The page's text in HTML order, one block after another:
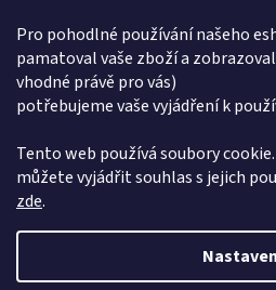
Pro pohodlné používání našeho
pamatoval vaše zboží a
vhodné právě pro vás)
potřebujeme vaše vyjádření k
Tento web používá soubory
můžete vyjádřit souhlas s jejich
zde.
Doplňkové parametry
Kategorie: 18